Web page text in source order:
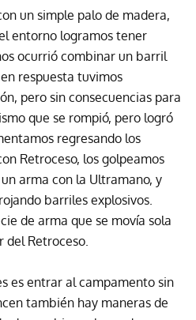
un simple palo de madera,
entorno logramos tener
ocurrió combinar un barril
respuesta tuvimos
pero sin consecuencias para
que se rompió, pero logró
regresando los
Retroceso, los golpeamos
arma con la Ultramano, y
barriles explosivos.
de arma que se movía sola
del Retroceso.
es entrar al campamento sin
también hay maneras de